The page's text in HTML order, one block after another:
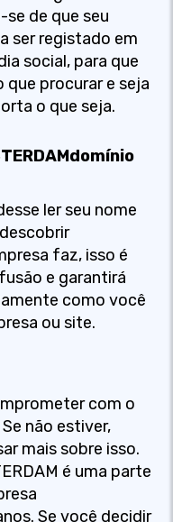
de que seu
ser registado em
social, para que
que procurar e seja
o que seja.
ler seu nome
faz, isso é
e garantirá
como você
ou site.
com o
não estiver,
mais sobre isso.
é uma parte
Se você decidir